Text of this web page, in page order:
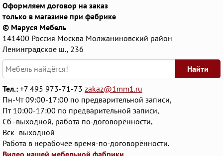
Оформляем договор на заказ
только в магазине при фабрике
© Маруся Мебель
141400 Россия Москва Молжаниновский район
Ленинградское ш., 236
Найти
Тел.: +7 495 973-71-73 zakaz@1mm1.ru
Пн-Чт 09:00-17:00 по предварительной записи,
Пт 10:00-17:00 по предварительной записи,
Сб -выходной, работа по-договорённости,
Вск -выходной
Работа в нерабочее время-по-договорённости.